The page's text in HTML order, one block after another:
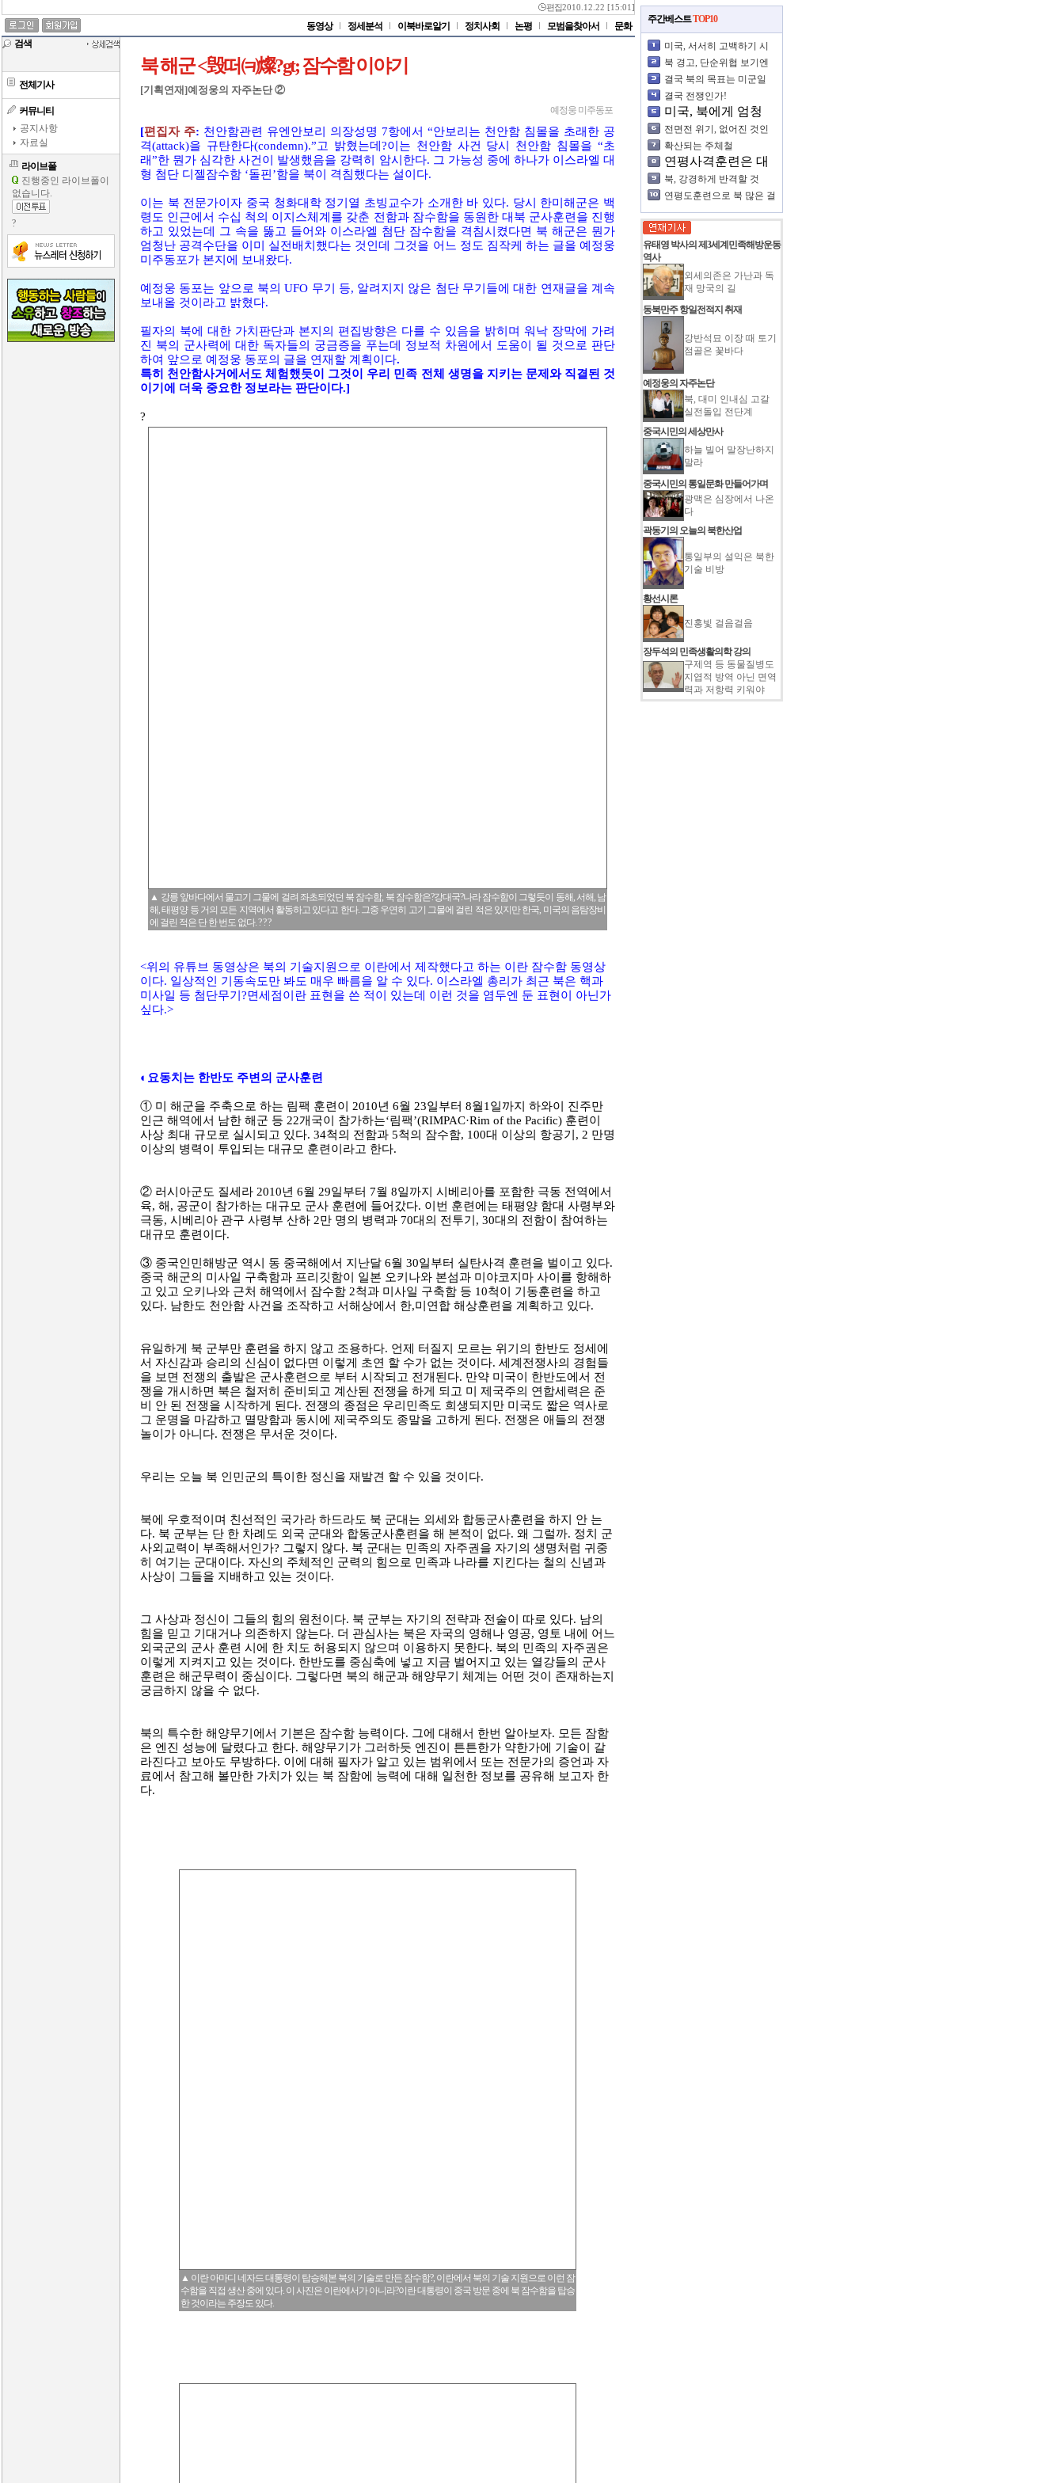
편집2010.12.22 [15:01]
동영상 정세분석 이북바로알기 정치사회 논평 모범을찾아서
문화
검색
전체기사
커뮤니티
공지사항
자료실
라이브폴
진행중인 라이브폴이
없습니다.
?
북 해군 <毁떠㈊燦?gt; 잠수함 이야기
[기획연재]예정웅의 자주논단 ②
예정웅 미주동포
[편집자 주: 천안함관련 유엔안보리 의장성명 7항에서 “안보리는 천안함 침몰을 초래한 공
격(attack)을 규탄한다(condemn).”고 밝혔는데?이는 천안함 사건 당시 천안함 침몰을 “초
래”한 뭔가 심각한 사건이 발생했음을 강력히 암시한다. 그 가능성 중에 하나가 이스라엘 대
형 첨단 디젤잠수함 ‘돌핀’함을 북이 격침했다는 설이다.
이는 북 전문가이자 중국 청화대학 정기열 초빙교수가 소개한 바 있다. 당시 한미해군은 백
령도 인근에서 수십 척의 이지스체계를 갖춘 전함과 잠수함을 동원한 대북 군사훈련을 진행
하고 있었는데 그 속을 뚫고 들어와 이스라엘 첨단 잠수함을 격침시켰다면 북 해군은 뭔가
엄청난 공격수단을 이미 실전배치했다는 것인데 그것을 어느 정도 짐작케 하는 글을 예정웅
미주동포가 본지에 보내왔다.
예정웅 동포는 앞으로 북의 UFO 무기 등, 알려지지 않은 첨단 무기들에 대한 연재글을 계속
보내올 것이라고 밝혔다.
필자의 북에 대한 가치판단과 본지의 편집방향은 다를 수 있음을 밝히며 워낙 장막에 가려
진 북의 군사력에 대한 독자들의 궁금증을 푸는데 정보적 차원에서 도움이 될 것으로 판단
하여 앞으로 예정웅 동포의 글을 연재할 계획이다.
특히 천안함사거에서도 체험했듯이 그것이 우리 민족 전체 생명을 지키는 문제와 직결된 것
이기에 더욱 중요한 정보라는 판단이다.]
?
▲ 강릉 앞바다에서 물고기 그물에 걸려 좌초되었던 북 잠수함, 북 잠수함은?강대국?나라 잠수함이 그렇듯이 동해, 서해, 남
해, 태평양 등 거의 모든 지역에서 활동하고 있다고 한다. 그중 우연히 고기 그물에 걸린 적은 있지만 한국, 미국의 음탐장비
에 걸린 적은 단 한 번도 없다. ? ? ?
<위의 유튜브 동영상은 북의 기술지원으로 이란에서 제작했다고 하는 이란 잠수함 동영상
이다. 일상적인 기동속도만 봐도 매우 빠름을 알 수 있다. 이스라엘 총리가 최근 북은 핵과
미사일 등 첨단무기?면세점이란 표현을 쓴 적이 있는데 이런 것을 염두엔 둔 표현이 아닌가
싶다.>
◐요동치는 한반도 주변의 군사훈련
① 미 해군을 주축으로 하는 림팩 훈련이 2010년 6월 23일부터 8월1일까지 하와이 진주만
인근 해역에서 남한 해군 등 22개국이 참가하는‘림팩’(RIMPAC·Rim of the Pacific) 훈련이
사상 최대 규모로 실시되고 있다. 34척의 전함과 5척의 잠수함, 100대 이상의 항공기, 2 만명
이상의 병력이 투입되는 대규모 훈련이라고 한다.
② 러시아군도 질세라 2010년 6월 29일부터 7월 8일까지 시베리아를 포함한 극동 전역에서
육, 해, 공군이 참가하는 대규모 군사 훈련에 들어갔다. 이번 훈련에는 태평양 함대 사령부와
극동, 시베리아 관구 사령부 산하 2만 명의 병력과 70대의 전투기, 30대의 전함이 참여하는
대규모 훈련이다.
③ 중국인민해방군 역시 동 중국해에서 지난달 6월 30일부터 실탄사격 훈련을 벌이고 있다.
중국 해군의 미사일 구축함과 프리깃함이 일본 오키나와 본섬과 미야코지마 사이를 항해하
고 있고 오키나와 근처 해역에서 잠수함 2척과 미사일 구축함 등 10척이 기동훈련을 하고
있다. 남한도 천안함 사건을 조작하고 서해상에서 한,미연합 해상훈련을 계획하고 있다.
유일하게 북 군부만 훈련을 하지 않고 조용하다. 언제 터질지 모르는 위기의 한반도 정세에
서 자신감과 승리의 신심이 없다면 이렇게 초연 할 수가 없는 것이다. 세계전쟁사의 경험들
을 보면 전쟁의 출발은 군사훈련으로 부터 시작되고 전개된다. 만약 미국이 한반도에서 전
쟁을 개시하면 북은 철저히 준비되고 계산된 전쟁을 하게 되고 미 제국주의 연합세력은 준
비 안 된 전쟁을 시작하게 된다. 전쟁의 종점은 우리민족도 희생되지만 미국도 짧은 역사로
그 운명을 마감하고 멸망함과 동시에 제국주의도 종말을 고하게 된다. 전쟁은 애들의 전쟁
놀이가 아니다. 전쟁은 무서운 것이다.
우리는 오늘 북 인민군의 특이한 정신을 재발견 할 수 있을 것이다.
북에 우호적이며 친선적인 국가라 하드라도 북 군대는 외세와 합동군사훈련을 하지 안 는
다. 북 군부는 단 한 차례도 외국 군대와 합동군사훈련을 해 본적이 없다. 왜 그럴까. 정치 군
사외교력이 부족해서인가? 그렇지 않다. 북 군대는 민족의 자주권을 자기의 생명처럼 귀중
히 여기는 군대이다. 자신의 주체적인 군력의 힘으로 민족과 나라를 지킨다는 철의 신념과
사상이 그들을 지배하고 있는 것이다.
그 사상과 정신이 그들의 힘의 원천이다. 북 군부는 자기의 전략과 전술이 따로 있다. 남의
힘을 믿고 기대거나 의존하지 않는다. 더 관심사는 북은 자국의 영해나 영공, 영토 내에 어느
외국군의 군사 훈련 시에 한 치도 허용되지 않으며 이용하지 못한다. 북의 민족의 자주권은
이렇게 지켜지고 있는 것이다. 한반도를 중심축에 넣고 지금 벌어지고 있는 열강들의 군사
훈련은 해군무력이 중심이다. 그렇다면 북의 해군과 해양무기 체계는 어떤 것이 존재하는지
궁금하지 않을 수 없다.
북의 특수한 해양무기에서 기본은 잠수함 능력이다. 그에 대해서 한번 알아보자. 모든 잠함
은 엔진 성능에 달렸다고 한다. 해양무기가 그러하듯 엔진이 튼튼한가 약한가에 기술이 갈
라진다고 보아도 무방하다. 이에 대해 필자가 알고 있는 범위에서 또는 전문가의 증언과 자
료에서 참고해 볼만한 가치가 있는 북 잠함에 능력에 대해 일천한 정보를 공유해 보고자 한
다.
▲ 이란 아마디 네자드 대통령이 탑승해본 북의 기술로 만든 잠수함?, 이란에서 북의 기술 지원으로 이런 잠
수함을 직접 생산 중에 있다. 이 사진은 이란에서가 아니라?이란 대통령이 중국 방문 중에 북 잠수함을 탑승
한 것이라는 주장도 있다.
주간베스트TOP10
미국, 서서히 고백하기 시
작하다.
북 경고, 단순위협 보기엔
너무 구체적
결국 북의 목표는 미군일
것
결국 전쟁인가!
미국, 북에게 엄청
퍼준다고 약속했군
전면전 위기, 없어진 것인
가?
확산되는 주체철
연평사격훈련은 대
북대결정책의 파산
북, 강경하게 반격할 것
연평도훈련으로 북 많은 걸
유태영 박사의 제3세계민족해방운동
역사
외세의존은 가난과 독
재 망국의 길
동북만주 항일전적지 취재
강반석묘 이장 때 토기
점골은 꽃바다
예정웅의 자주논단
북, 대미 인내심 고갈
실전돌입 전단계
중국시민의 세상만사
하늘 빌어 말장난하지
말라
중국시민의 통일문화 만들어가며
광맥은 심장에서 나온
다
곽동기의 오늘의 북한산업
통일부의 설익은 북한
기술 비방
황선시론
진홍빛 걸음걸음
장두석의 민족생활의학 강의
구제역 등 동물질병도
지엽적 방역 아닌 면역
력과 저항력 키워야